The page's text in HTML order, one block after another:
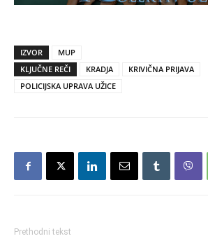
IZVOR
MUP
KLJUČNE REČI
KRADJA
KRIVIČNA PRIJAVA
POLICIJSKA UPRAVA UŽICE
Prethodni tekst